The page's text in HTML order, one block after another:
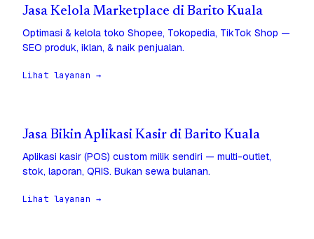
Jasa Kelola Marketplace di Barito Kuala
Optimasi & kelola toko Shopee, Tokopedia, TikTok Shop —
SEO produk, iklan, & naik penjualan.
Lihat layanan →
Jasa Bikin Aplikasi Kasir di Barito Kuala
Aplikasi kasir (POS) custom milik sendiri — multi-outlet,
stok, laporan, QRIS. Bukan sewa bulanan.
Lihat layanan →